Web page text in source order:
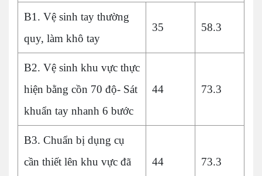
B1. Vệ sinh tay thường
quy, làm khô tay
35 58.3
B2. Vệ sinh khu vực thực
hiện bằng cồn 70 độ- Sát
khuẩn tay nhanh 6 bước
44 73.3
B3. Chuẩn bị dụng cụ
cần thiết lên khu vực đã
44 73.3